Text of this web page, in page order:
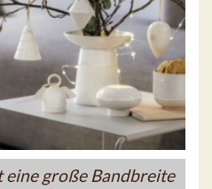
eine große Bandbreite